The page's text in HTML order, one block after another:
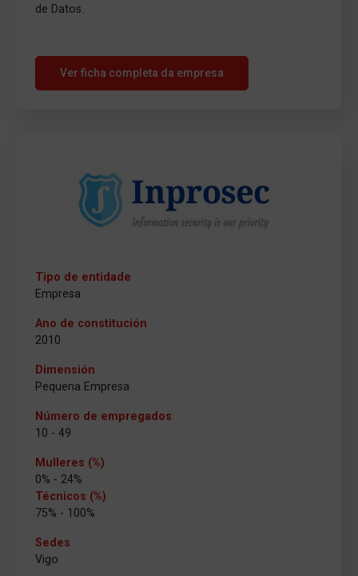
de Datos.
Ver ficha completa da empresa
Tipo de entidade
Empresa
Ano de constitución
2010
Dimensión
Pequena Empresa
Número de empregados
10 - 49
Mulleres (%)
0% - 24%
Técnicos (%)
75% - 100%
Sedes
Vigo